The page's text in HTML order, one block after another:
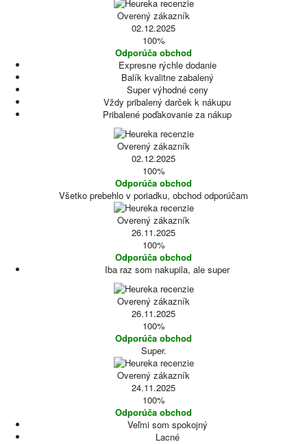
Overený zákazník
02.12.2025
100%
Odporúča obchod
Expresne rýchle dodanie
Balík kvalitne zabalený
Super výhodné ceny
Vždy pribalený darček k nákupu
Pribalené poďakovanie za nákup
Overený zákazník
02.12.2025
100%
Odporúča obchod
Všetko prebehlo v poriadku, obchod odporúčam
Overený zákazník
26.11.2025
100%
Odporúča obchod
Iba raz som nakupila, ale super
Overený zákazník
26.11.2025
100%
Odporúča obchod
Super.
Overený zákazník
24.11.2025
100%
Odporúča obchod
Veľmi som spokojný
Lacné